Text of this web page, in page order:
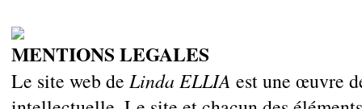
MENTIONS LEGALES
Le site web de Linda ELLIA est une œuvre